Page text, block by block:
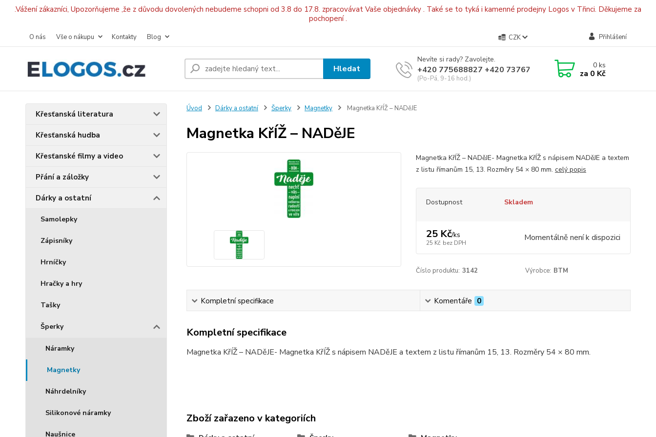
.Vážení zákazníci, Upozorňujeme ,že z důvodu dovolených nebudeme schopni od 3.8 do 17.8. zpracovávat Vaše objednávky . Také se to tyká i kamenné prodejny Logos v Třinci. Děkujeme za
pochopení .
O nás Vše o nákupu Kontakty Blog CZK Přihlášení
Hledat
Nevíte si rady? Zavolejte.
+420 775688827 +420 737670415
(Po-Pá, 9-16 hod.)
0ks
za 0 Kč
Křesťanská literatura
Křesťanská hudba
Křesťanské filmy a video
Přání a záložky
Dárky a ostatní
Samolepky
Zápisníky
Hrníčky
Hračky a hry
Tašky
Šperky
Náramky
Magnetky
Náhrdelníky
Silikonové náramky
Naušnice
Úvod Dárky a ostatní Šperky Magnetky Magnetka KřÍŽ – NADěJE
Magnetka KřÍŽ – NADěJE
Magnetka KřÍŽ – NADěJE- Magnetka KřÍŽ s nápisem NADěJE a textem
z listu římanům 15, 13. Rozměry 54 × 80 mm. celý popis
Dostupnost Skladem
25 Kč/ks
25 Kč bez DPH Momentálně není k dispozici
Číslo produktu: 3142 Výrobce: BTM
Kompletní specifikace Komentáře 0
Kompletní specifikace
Magnetka KřÍŽ – NADěJE- Magnetka KřÍŽ s nápisem NADěJE a textem z listu římanům 15, 13. Rozměry 54 × 80 mm.
Zboží zařazeno v kategoriích